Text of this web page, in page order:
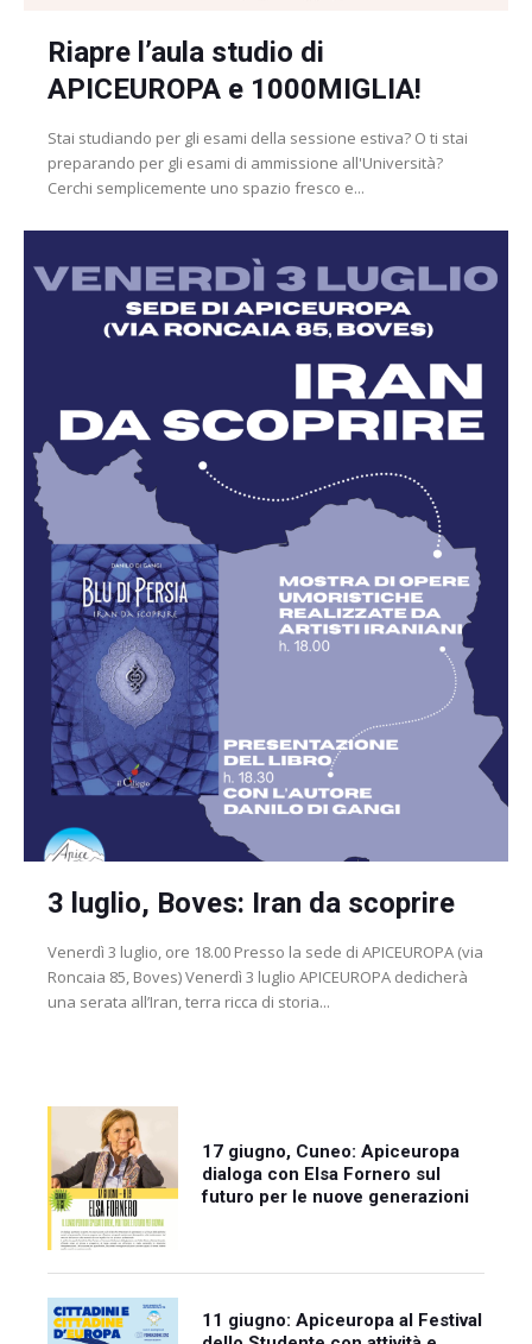
Riapre l’aula studio di
APICEUROPA e 1000MIGLIA!
Stai studiando per gli esami della sessione estiva? O ti stai
preparando per gli esami di ammissione all'Università?
Cerchi semplicemente uno spazio fresco e...
3 luglio, Boves: Iran da scoprire
Venerdì 3 luglio, ore 18.00 Presso la sede di APICEUROPA (via
Roncaia 85, Boves) Venerdì 3 luglio APICEUROPA dedicherà
una serata all’Iran, terra ricca di storia...
17 giugno, Cuneo: Apiceuropa
dialoga con Elsa Fornero sul
futuro per le nuove generazioni
11 giugno: Apiceuropa al Festival